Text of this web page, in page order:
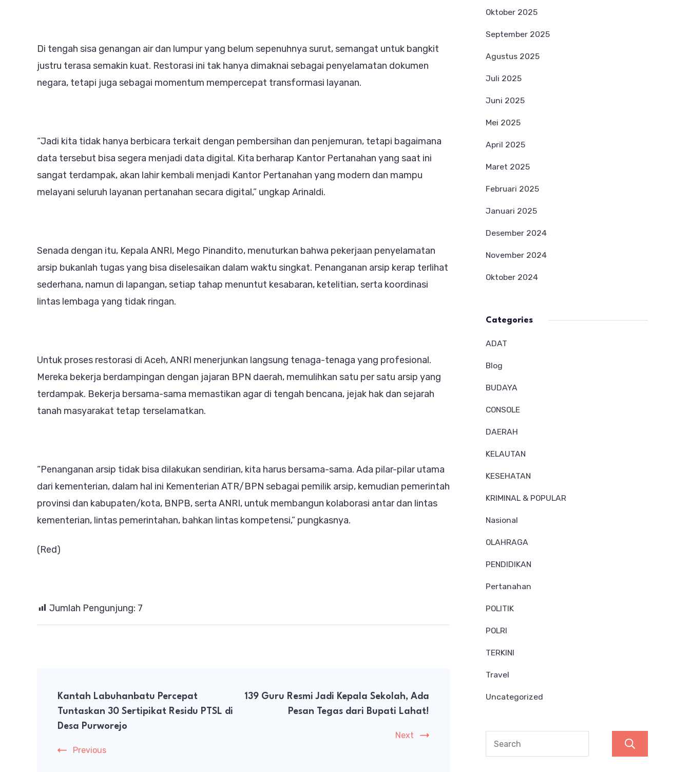
Di tengah sisa genangan air dan lumpur yang belum sepenuhnya surut, semangat untuk bangkit
justru terasa semakin kuat. Restorasi ini tak hanya dimaknai sebagai penyelamatan dokumen
negara, tetapi juga sebagai momentum mempercepat transformasi layanan.
“Jadi kita tidak hanya berbicara terkait dengan pembersihan dan penjemuran, tetapi bagaimana
data tersebut bisa segera menjadi data digital. Kita berharap Kantor Pertanahan yang saat ini
sangat terdampak, akan lahir kembali menjadi Kantor Pertanahan yang modern dan mampu
melayani seluruh layanan pertanahan secara digital,” ungkap Arinaldi.
Senada dengan itu, Kepala ANRI, Mego Pinandito, menuturkan bahwa pekerjaan penyelamatan
arsip bukanlah tugas yang bisa diselesaikan dalam waktu singkat. Penanganan arsip kerap terlihat
sederhana, namun di lapangan, setiap tahap menuntut kesabaran, ketelitian, serta koordinasi
lintas lembaga yang tidak ringan.
Untuk proses restorasi di Aceh, ANRI menerjunkan langsung tenaga-tenaga yang profesional.
Mereka bekerja berdampingan dengan jajaran BPN daerah, memulihkan satu per satu arsip yang
terdampak. Bekerja bersama-sama memastikan agar di tengah bencana, jejak hak dan sejarah
tanah masyarakat tetap terselamatkan.
“Penanganan arsip tidak bisa dilakukan sendirian, kita harus bersama-sama. Ada pilar-pilar utama
dari kementerian, dalam hal ini Kementerian ATR/BPN sebagai pemilik arsip, kemudian pemerintah
provinsi dan kabupaten/kota, BNPB, serta ANRI, untuk membangun kolaborasi antar dan lintas
kementerian, lintas pemerintahan, bahkan lintas kompetensi,” pungkasnya.
(Red)
Jumlah Pengunjung: 7
Navigation
Kantah Labuhanbatu Percepat
Tuntaskan 30 Sertipikat Residu PTSL di
Desa Purworejo
Previous
139 Guru Resmi Jadi Kepala Sekolah, Ada
Pesan Tegas dari Bupati Lahat!
Next
Oktober 2025
September 2025
Agustus 2025
Juli 2025
Juni 2025
Mei 2025
April 2025
Maret 2025
Februari 2025
Januari 2025
Desember 2024
November 2024
Oktober 2024
Categories
ADAT
Blog
BUDAYA
CONSOLE
DAERAH
KELAUTAN
KESEHATAN
KRIMINAL & POPULAR
Nasional
OLAHRAGA
PENDIDIKAN
Pertanahan
POLITIK
POLRI
TERKINI
Travel
Uncategorized